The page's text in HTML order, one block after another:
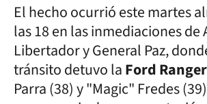
El hecho ocurrió este martes
las 18 en las inmediaciones de
Libertador y General Paz,
tránsito detuvo laFord Ranger
Parra (38) y "Magic" Fredes